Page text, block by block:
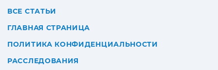
ВСЕ СТАТЬИ
ГЛАВНАЯ СТРАНИЦА
ПОЛИТИКА КОНФИДЕНЦИАЛЬНОСТИ
РАССЛЕДОВАНИЯ